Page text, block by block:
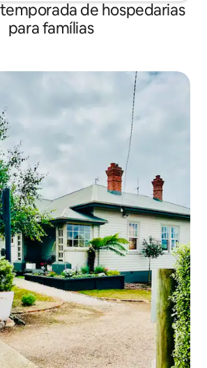
de hospedarias
para famílias